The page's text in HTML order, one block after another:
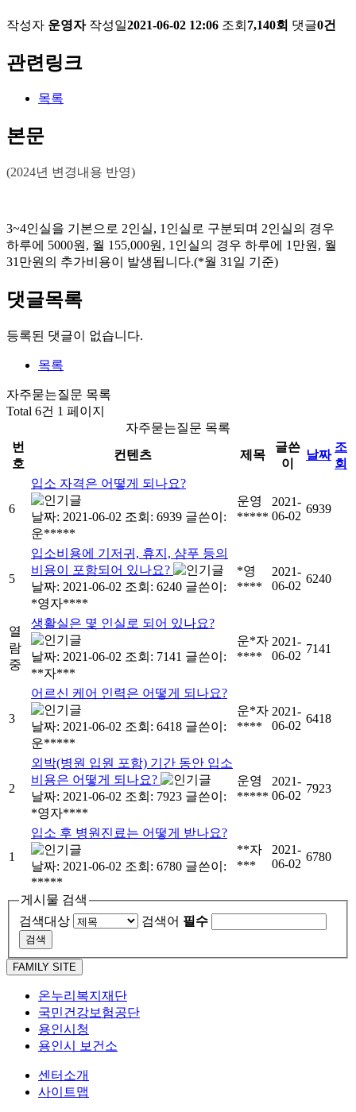
작성자 운영자 작성일2021-06-02 12:06 조회 7,140회 댓글0건
관련링크
목록
본문
(2024년 변경내용 반영)
3~4인실을 기본으로 2인실, 1인실로 구분되며 2인실의 경우
하루에 5000원, 월 155,000원, 1인실의 경우 하루에 1만원, 월
31만원의 추가비용이 발생됩니다.(*월 31일 기준)
댓글목록
등록된 댓글이 없습니다.
목록
자주묻는질문 목록
Total 6건 1 페이지
자주묻는질문 목록
번
호
컨텐츠 제목
글쓴
이
날짜
조
회
6
입소 자격은 어떻게 되나요?
날짜: 2021-06-02 조회: 6939 글쓴이:
운*****
운영
*****
2021-
06-02
6939
5
입소비용에 기저귀, 휴지, 샴푸 등의
비용이 포함되어 있나요?
날짜: 2021-06-02 조회: 6240 글쓴이:
*영자****
*영
****
2021-
06-02
6240
열
람
중
생활실은 몇 인실로 되어 있나요?
날짜: 2021-06-02 조회: 7141 글쓴이:
**자***
운*자
****
2021-
06-02
7141
3
어르신 케어 인력은 어떻게 되나요?
날짜: 2021-06-02 조회: 6418 글쓴이:
운*****
운*자
****
2021-
06-02
6418
2
외박(병원 입원 포함) 기간 동안 입소
비용은 어떻게 되나요?
날짜: 2021-06-02 조회: 7923 글쓴이:
*영자****
운영
*****
2021-
06-02
7923
1
입소 후 병원진료는 어떻게 받나요?
날짜: 2021-06-02 조회: 6780 글쓴이:
*****
**자
***
2021-
06-02
6780
게시물 검색
검색대상
검색어 필수
FAMILY SITE
온누리복지재단
국민건강보험공단
용인시청
용인시 보건소
센터소개
사이트맵